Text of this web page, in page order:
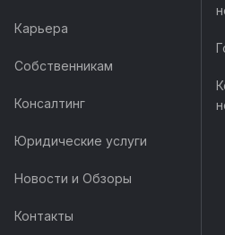
Карьера
Собственникам
Консалтинг
Юридические услуги
Новости и Обзоры
Контакты